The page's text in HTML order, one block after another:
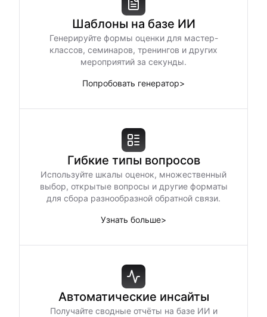
Шаблоны на базе ИИ
Генерируйте формы оценки для мастер-
классов, семинаров, тренингов и других
мероприятий за секунды.
Попробовать генератор>
Гибкие типы вопросов
Используйте шкалы оценок, множественный
выбор, открытые вопросы и другие форматы
для сбора разнообразной обратной связи.
Узнать больше>
Автоматические инсайты
Получайте сводные отчёты на базе ИИ и